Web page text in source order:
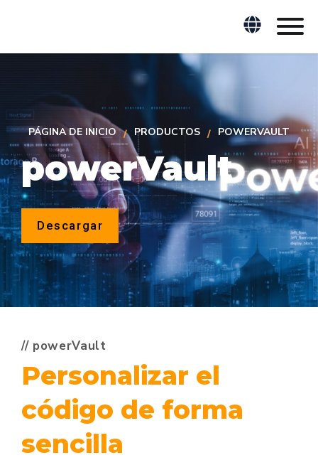
PÁGINA DE INICIO PRODUCTOS POWERVAULT
powerVault
Descargar
// powerVault
Personalizar el
código de forma
sencilla